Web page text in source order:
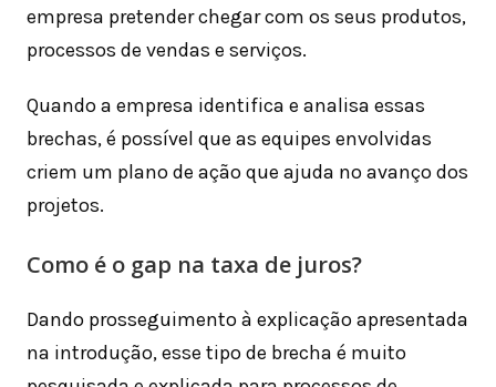
empresa pretender chegar com os seus produtos,
processos de vendas e serviços.
Quando a empresa identifica e analisa essas
brechas, é possível que as equipes envolvidas
criem um plano de ação que ajuda no avanço dos
projetos.
Como é o gap na taxa de juros?
Dando prosseguimento à explicação apresentada
na introdução, esse tipo de brecha é muito